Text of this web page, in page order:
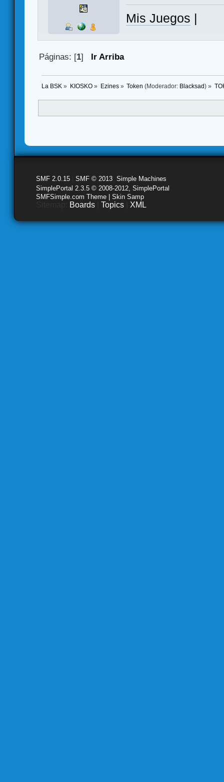
Mis Juegos
Páginas: [1] Ir Arriba
La BSK » KIOSKO» Ezines» Token (Moderador: Blacksad) »
SMF 2.0.15 SMF © 2013 Simple Machines
SimplePortal 2.3.5 © 2008-2012, SimplePortal
SMFSimple.com Theme | Skin Samp
Boards Topics XML